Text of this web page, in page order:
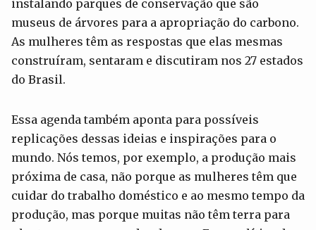
instalando parques de conservação que são
museus de árvores para a apropriação do carbono.
As mulheres têm as respostas que elas mesmas
construíram, sentaram e discutiram nos 27 estados
do Brasil.
Essa agenda também aponta para possíveis
replicações dessas ideias e inspirações para o
mundo. Nós temos, por exemplo, a produção mais
próxima de casa, não porque as mulheres têm que
cuidar do trabalho doméstico e ao mesmo tempo da
produção, mas porque muitas não têm terra para